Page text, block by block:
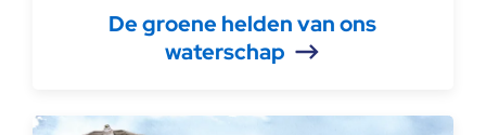
De groene helden van ons
waterschap